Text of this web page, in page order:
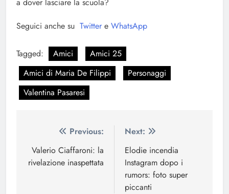
Seguici anche su Twitter e WhatsApp
Tagged: Amici
Amici 25
Amici di Maria De Filippi
Personaggi
Valentina Pasaresi
Navigazione
articoli
Previous:
Valerio Ciaffaroni: la
rivelazione inaspettata
Next:
Elodie incendia
Instagram dopo i
rumors: foto super
piccanti